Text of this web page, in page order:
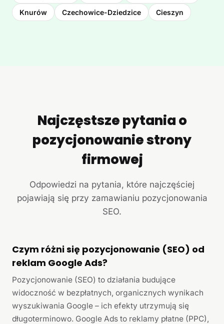
Knurów Czechowice-Dziedzice Cieszyn
Najczęstsze pytania o
pozycjonowanie strony
firmowej
Odpowiedzi na pytania, które najczęściej
pojawiają się przy zamawianiu pozycjonowania
SEO.
Czym różni się pozycjonowanie (SEO) od
reklam Google Ads?
Pozycjonowanie (SEO) to działania budujące
widoczność w bezpłatnych, organicznych wynikach
wyszukiwania Google – ich efekty utrzymują się
długoterminowo. Google Ads to reklamy płatne (PPC),